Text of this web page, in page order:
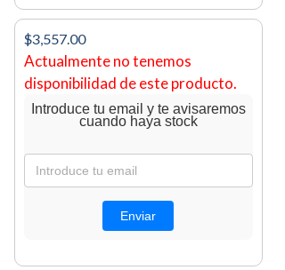
$3,557.00
Actualmente no tenemos
disponibilidad de este producto.
Introduce tu email y te avisaremos
cuando haya stock